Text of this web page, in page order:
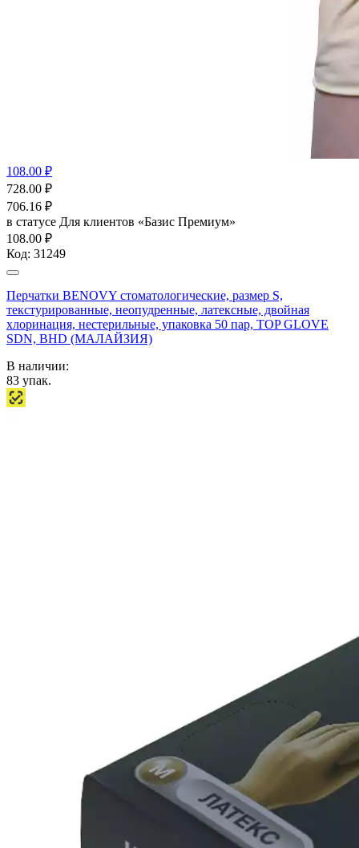
108.00 ₽
728.00 ₽
706.16 ₽
в статусе Для клиентов «Базис Премиум»
108.00 ₽
Код: 31249
Перчатки BENOVY стоматологические, размер S,
текстурированные, неопудренные, латексные, двойная
хлоринация, нестерильные, упаковка 50 пар, TOP GLOVE
SDN, BHD (МАЛАЙЗИЯ)
В наличии:
83 упак.